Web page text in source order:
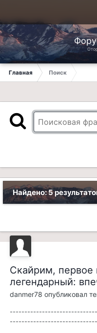
Главная Поиск
Найдено: 5
Скайрим, первое
легендарный:
danmer78 опубликовал